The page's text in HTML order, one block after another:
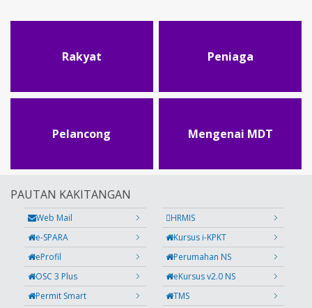
Rakyat Peniaga
Pelancong Mengenai MDT
PAUTAN KAKITANGAN
Web Mail
HRMIS
e-SPARA
Kursus i-KPKT
eProfil
Perumahan NS
OSC 3 Plus
eKursus v2.0 NS
Permit Smart
TMS